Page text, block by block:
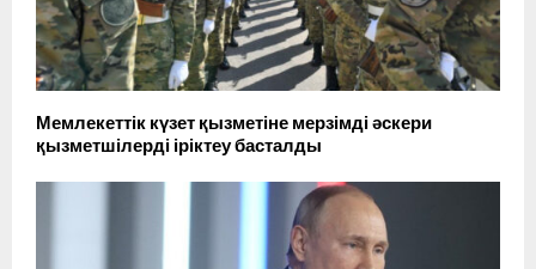
Мемлекеттік күзет қызметіне мерзімді әскери
қызметшілерді іріктеу басталды